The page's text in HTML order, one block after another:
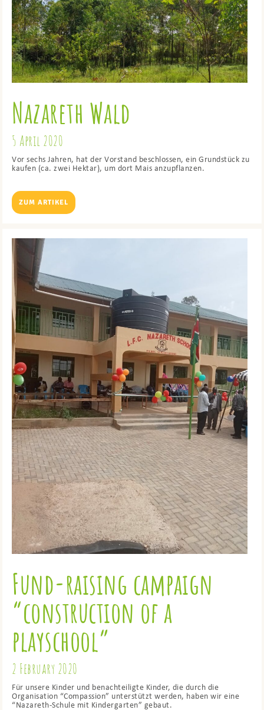
Nazareth Wald
5 April 2020
Vor sechs Jahren, hat der Vorstand beschlossen, ein Grundstück zu
kaufen (ca. zwei Hektar), um dort Mais anzupflanzen.
ZUM ARTIKEL
Fund-raising campaign
“construction of a
playschool”
2 February 2020
Für unsere Kinder und benachteiligte Kinder, die durch die
Organisation “Compassion” unterstützt werden, haben wir eine
“Nazareth-Schule mit Kindergarten” gebaut.